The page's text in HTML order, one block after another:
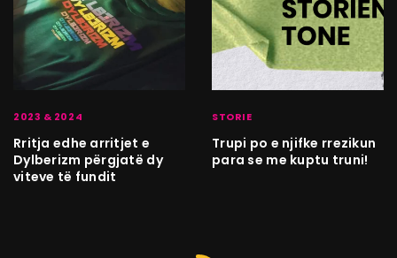
2023 & 2024
Rritja edhe arritjet e
Dylberizm përgjatë dy
viteve të fundit
STORIE
Trupi po e njifke rrezikun
para se me kuptu truni!